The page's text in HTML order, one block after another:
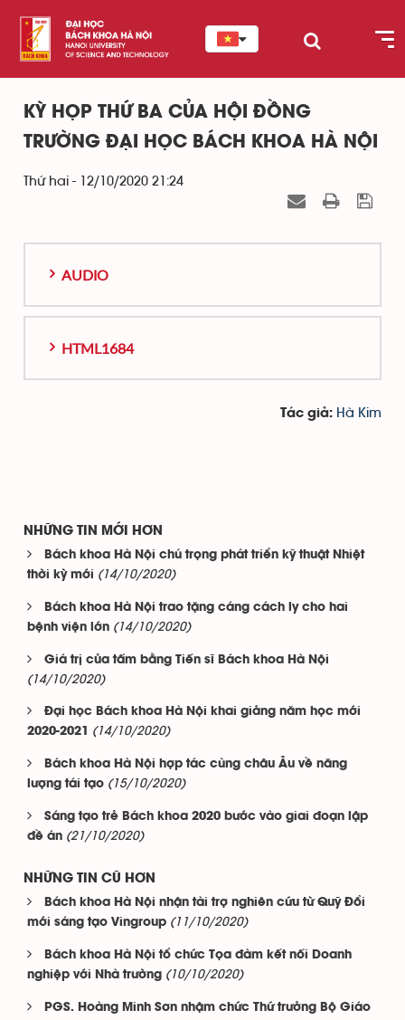
KỲ HỌP THỨ BA CỦA HỘI ĐỒNG
TRƯỜNG ĐẠI HỌC BÁCH KHOA HÀ NỘI
Thứ hai - 12/10/2020 21:24
AUDIO
HTML1684
Tác giả: Hà Kim
NHỮNG TIN MỚI HƠN
Bách khoa Hà Nội chú trọng phát triển kỹ thuật Nhiệt
thời kỳ mới (14/10/2020)
Bách khoa Hà Nội trao tặng cáng cách ly cho hai
bệnh viện lớn (14/10/2020)
Giá trị của tấm bằng Tiến sĩ Bách khoa Hà Nội
(14/10/2020)
Đại học Bách khoa Hà Nội khai giảng năm học mới
2020-2021
(14/10/2020)
Bách khoa Hà Nội hợp tác cùng châu Âu về năng
lượng tái tạo (15/10/2020)
Sáng tạo trẻ Bách khoa 2020 bước vào giai đoạn lập
đề án (21/10/2020)
NHỮNG TIN CŨ HƠN
Bách khoa Hà Nội nhận tài trợ nghiên cứu từ Quỹ Đổi
mới sáng tạo Vingroup (11/10/2020)
Bách khoa Hà Nội tổ chức Tọa đàm kết nối Doanh
nghiệp với Nhà trường (10/10/2020)
PGS. Hoàng Minh Sơn nhậm chức Thứ trưởng Bộ Giáo